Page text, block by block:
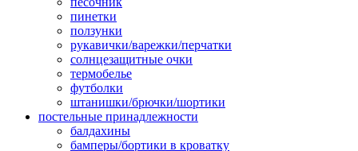
пинетки
ползунки
рукавички/варежки/перчатки
солнцезащитные очки
термобелье
футболки
штанишки/брючки/шортики
постельные принадлежности
балдахины
бамперы/бортики в кроватку